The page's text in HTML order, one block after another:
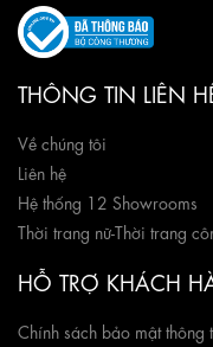
THÔNG TIN LIÊN
Về chúng tôi
Liên hệ
Hệ thống 12 Showrooms
Thời trang nữ-Thời trang
HỖ TRỢ KHÁCH
Chính sách bảo mật thông